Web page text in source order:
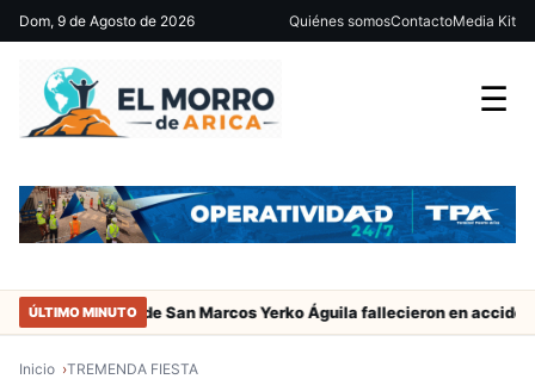
Dom, 9 de Agosto de 2026 Quiénes somosContactoMedia Kit
☰
ÚLTIMO MINUTO
del jugador de San Marcos Yerko Águila fallecieron en
Inicio TREMENDA FIESTA